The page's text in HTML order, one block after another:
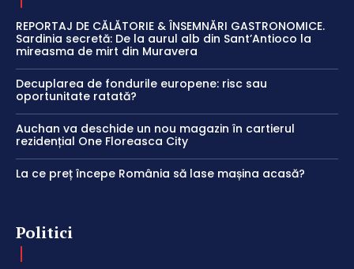
REPORTAJ DE CĂLĂTORIE & ÎNSEMNĂRI GASTRONOMICE.
Sardinia secretă: De la aurul alb din Sant’Antioco la
mireasma de mirt din Muravera
Decuplarea de fondurile europene: risc sau
oportunitate ratată?
Auchan va deschide un nou magazin în cartierul
rezidențial One Floreasca City
La ce preț începe România să lase mașina acasă?
Politici